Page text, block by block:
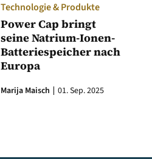
Technologie & Produkte
Power Cap bringt
seine Natrium-Ionen-
Batteriespeicher nach
Europa
Marija Maisch 01. Sep. 2025